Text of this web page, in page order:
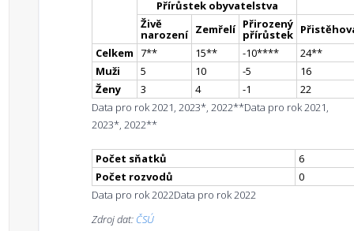
Přírůstek obyvatelstva
Živě
narození Zemřelí Přirozený
přírůstek
Celkem 7** 15** -10**** 24**
Muži
5 10 -5
16
Ženy
3 4 -1
22
Data pro rok 2021, 2023*, 2022**Data pro rok 2021,
2023*, 2022**
Počet sňatků
6
Počet rozvodů
0
Data pro rok 2022Data pro rok 2022
Zdroj dat: ČSÚ